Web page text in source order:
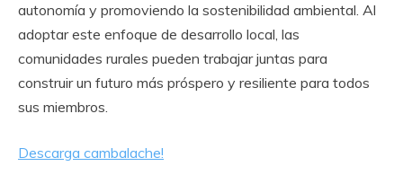
autonomía y promoviendo la sostenibilidad ambiental. Al
adoptar este enfoque de desarrollo local, las
comunidades rurales pueden trabajar juntas para
construir un futuro más próspero y resiliente para todos
sus miembros.
Descarga cambalache!